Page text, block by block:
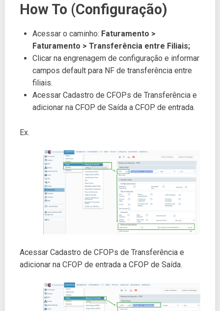
How To (Configuração)
Acessar o caminho: Faturamento >
Faturamento > Transferência entre Filiais;
Clicar na engrenagem de configuração e informar
campos default para NF de transferência entre
filiais.
Acessar Cadastro de CFOPs de Transferência e
adicionar na CFOP de Saída a CFOP de entrada.
Ex.
Acessar Cadastro de CFOPs de Transferência e
adicionar na CFOP de entrada a CFOP de Saída.